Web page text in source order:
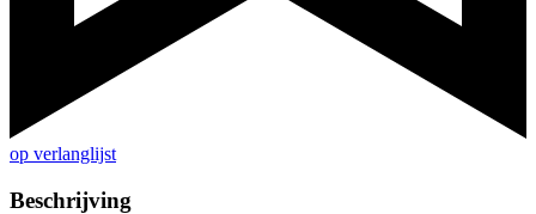
op verlanglijst
Beschrijving